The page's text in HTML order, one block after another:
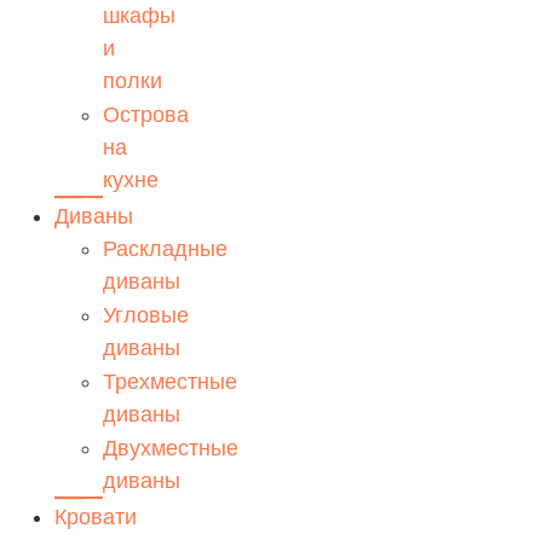
шкафы
и
полки
Острова
на
кухне
Диваны
Раскладные
диваны
Угловые
диваны
Трехместные
диваны
Двухместные
диваны
Кровати